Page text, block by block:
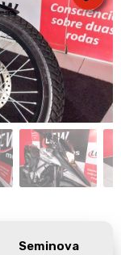
Seminova